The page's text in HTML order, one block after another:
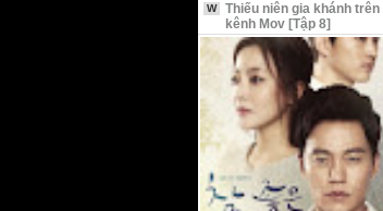
W
Thiếu niên gia khánh trên
kênh Mov [Tập 8]